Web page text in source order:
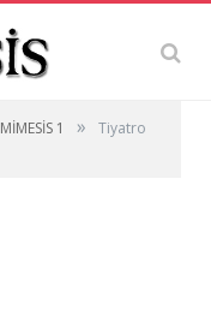
MİMESİS 1 »
Tiyatro